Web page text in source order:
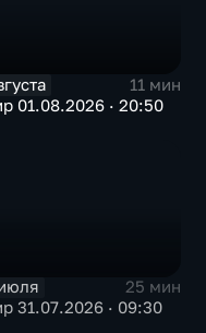
11 мин
01.08.2026 · 20:50
25 мин
31.07.2026 · 09:30